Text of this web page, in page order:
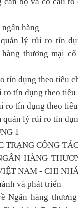
ngân hàng
lý rủi ro tín
thương mại
tín dụng theo tiêu
ro tín dụng theo tiêu
ro tín dụng theo
quản lý rủi ro tín
1
TRẠNG CÔNG
HÀNG
NAM - CHI
và phát triển
Ngân hàng